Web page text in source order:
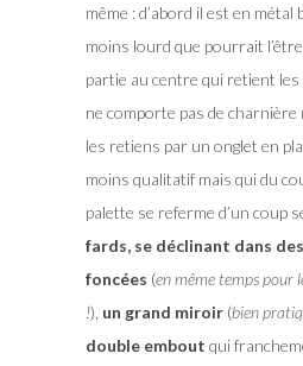
même : d’abord il est en métal
moins lourd que pourrait
partie au centre qui retient
ne comporte pas de charnière
les retiens par un onglet en
moins qualitatif mais qui du
palette se referme d’un coup
fards, se déclinant dans
foncées (en même temps pour
!), un grand miroir(bien
double embout qui